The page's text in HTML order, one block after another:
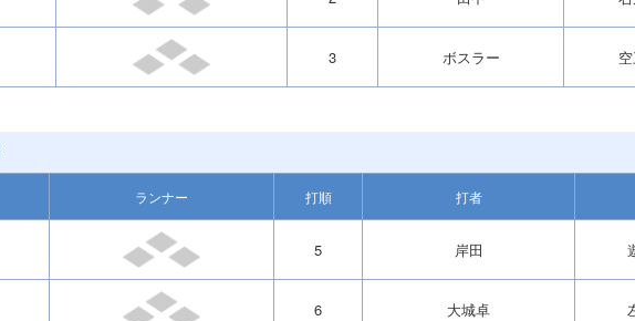
3 ボスラー
ランナー 打順 打者
5 岸田
6 大城卓